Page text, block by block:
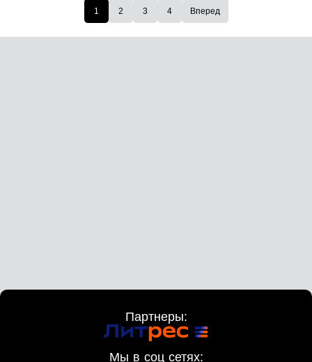
1 2 3 4 Вперед
Партнеры:
Мы в соц сетях: